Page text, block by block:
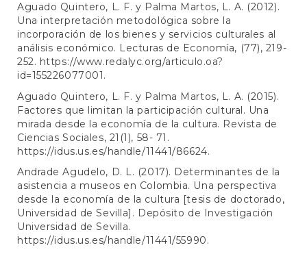
Aguado Quintero, L. F. y Palma Martos, L. A. (2012).
Una interpretación metodológica sobre la
incorporación de los bienes y servicios culturales al
análisis económico. Lecturas de Economía, (77), 219-
252. https://www.redalyc.org/articulo.oa?
id=155226077001.
Aguado Quintero, L. F. y Palma Martos, L. A. (2015).
Factores que limitan la participación cultural. Una
mirada desde la economía de la cultura. Revista de
Ciencias Sociales, 21(1), 58- 71.
https://idus.us.es/handle/11441/86624.
Andrade Agudelo, D. L. (2017). Determinantes de la
asistencia a museos en Colombia. Una perspectiva
desde la economía de la cultura [tesis de doctorado,
Universidad de Sevilla]. Depósito de Investigación
Universidad de Sevilla.
https://idus.us.es/handle/11441/55990.